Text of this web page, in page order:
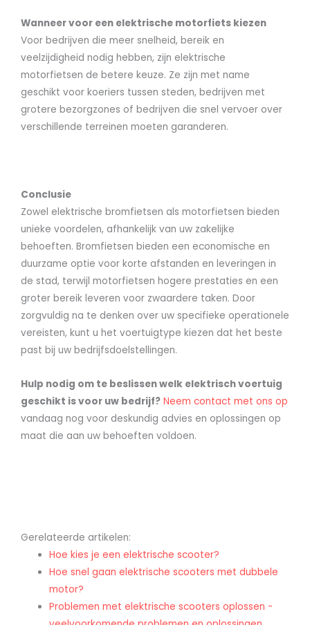
Wanneer voor een elektrische motorfiets kiezen
Voor bedrijven die meer snelheid, bereik en
veelzijdigheid nodig hebben, zijn elektrische
motorfietsen de betere keuze. Ze zijn met name
geschikt voor koeriers tussen steden, bedrijven met
grotere bezorgzones of bedrijven die snel vervoer over
verschillende terreinen moeten garanderen.
Conclusie
Zowel elektrische bromfietsen als motorfietsen bieden
unieke voordelen, afhankelijk van uw zakelijke
behoeften. Bromfietsen bieden een economische en
duurzame optie voor korte afstanden en leveringen in
de stad, terwijl motorfietsen hogere prestaties en een
groter bereik leveren voor zwaardere taken. Door
zorgvuldig na te denken over uw specifieke operationele
vereisten, kunt u het voertuigtype kiezen dat het beste
past bij uw bedrijfsdoelstellingen.
Hulp nodig om te beslissen welk elektrisch voertuig
geschikt is voor uw bedrijf? Neem contact met ons op
vandaag nog voor deskundig advies en oplossingen op
maat die aan uw behoeften voldoen.
Gerelateerde artikelen:
Hoe kies je een elektrische scooter?
Hoe snel gaan elektrische scooters met dubbele
motor?
Problemen met elektrische scooters oplossen -